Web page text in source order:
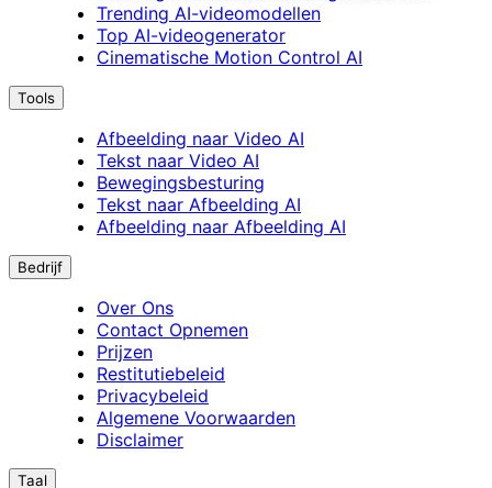
Trending AI-videomodellen
Top AI-videogenerator
Cinematische Motion Control AI
Tools
Afbeelding naar Video AI
Tekst naar Video AI
Bewegingsbesturing
Tekst naar Afbeelding AI
Afbeelding naar Afbeelding AI
Bedrijf
Over Ons
Contact Opnemen
Prijzen
Restitutiebeleid
Privacybeleid
Algemene Voorwaarden
Disclaimer
Taal